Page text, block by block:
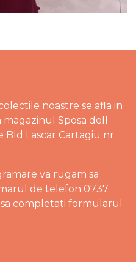
noastre se afla in
Sposa dell
Bld Lascar Cartagiu nr
va rugam sa
de telefon 0737
completati formularul